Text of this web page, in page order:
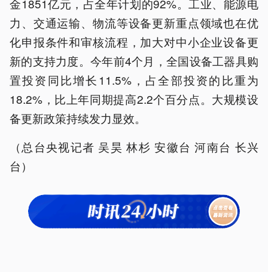
金1851亿元，占全年计划的92%。工业、能源电
力、交通运输、物流等设备更新重点领域也在优
化申报条件和审核流程，加大对中小企业设备更
新的支持力度。今年前4个月，全国设备工器具购
置投资同比增长11.5%，占全部投资的比重为
18.2%，比上年同期提高2.2个百分点。大规模设
备更新政策持续发力显效。
（总台央视记者 吴昊 林杉 安徽台 河南台 长兴
台）